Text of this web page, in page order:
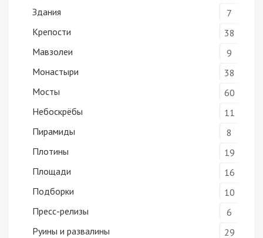
Здания
7
Крепости
38
Мавзолеи
9
Монастыри
38
Мосты
60
Небоскрёбы
11
Пирамиды
8
Плотины
19
Площади
16
Подборки
10
Пресс-релизы
6
Руины и развалины
29